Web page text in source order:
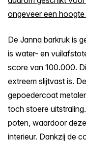
ongeveer een
De Janna barkruk is
is water- en
score van 100.000.
extreem slijtvast is.
gepoedercoat
toch stoere
poten, waardoor
interieur. Dankzij de